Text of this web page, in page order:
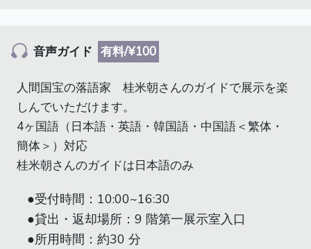
音声ガイド 有料/¥100
人間国宝の落語家 桂米朝さんのガイドで展示を楽
しんでいただけます。
4ヶ国語（日本語・英語・韓国語・中国語＜繁体・
簡体＞）対応
桂米朝さんのガイドは日本語のみ
●受付時間：10:00~16:30
●貸出・返却場所：9 階第一展示室入口
●所用時間：約30 分